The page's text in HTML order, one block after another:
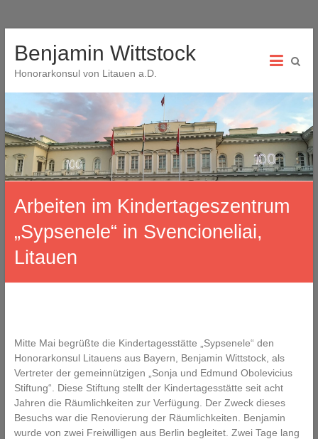
Benjamin Wittstock
Honorarkonsul von Litauen a.D.
Arbeiten im Kindertageszentrum
„Sypsenele“ in Svencioneliai,
Litauen
Mitte Mai begrüßte die Kindertagesstätte „Sypsenele“ den
Honorarkonsul Litauens aus Bayern, Benjamin Wittstock, als
Vertreter der gemeinnützigen „Sonja und Edmund Obolevicius
Stiftung“. Diese Stiftung stellt der Kindertagesstätte seit acht
Jahren die Räumlichkeiten zur Verfügung. Der Zweck dieses
Besuchs war die Renovierung der Räumlichkeiten. Benjamin
wurde von zwei Freiwilligen aus Berlin begleitet. Zwei Tage lang